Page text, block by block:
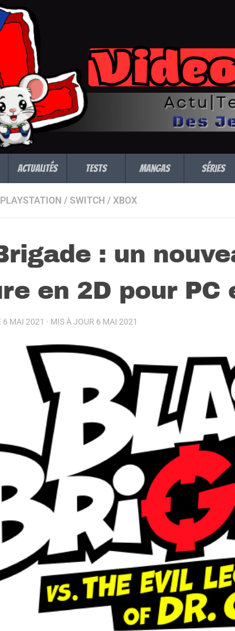
Actualités Tests Mangas Séries
PLAYSTATION / SWITCH / XBOX
: un
en 2D pour PC
6 MAI 2021 · MIS À JOUR 6 MAI 2021